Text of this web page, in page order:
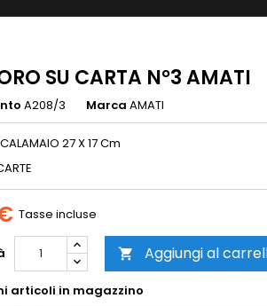
SU CARTA N°3 AMATI
A208/3 Marca AMATI
27 X 17 Cm
Tasse incluse
 Aggiungi al
articoli in magazzino